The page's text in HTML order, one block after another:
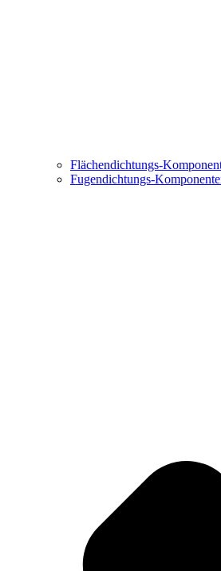
Flächendichtungs-
Fugendichtungs-